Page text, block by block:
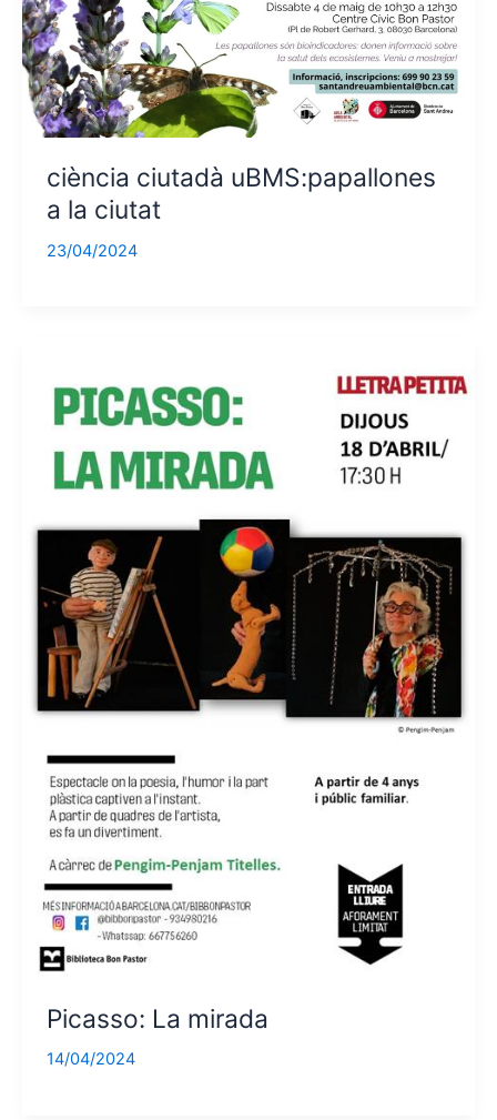
ciència ciutadà uBMS:papallones
a la ciutat
23/04/2024
Picasso: La mirada
14/04/2024